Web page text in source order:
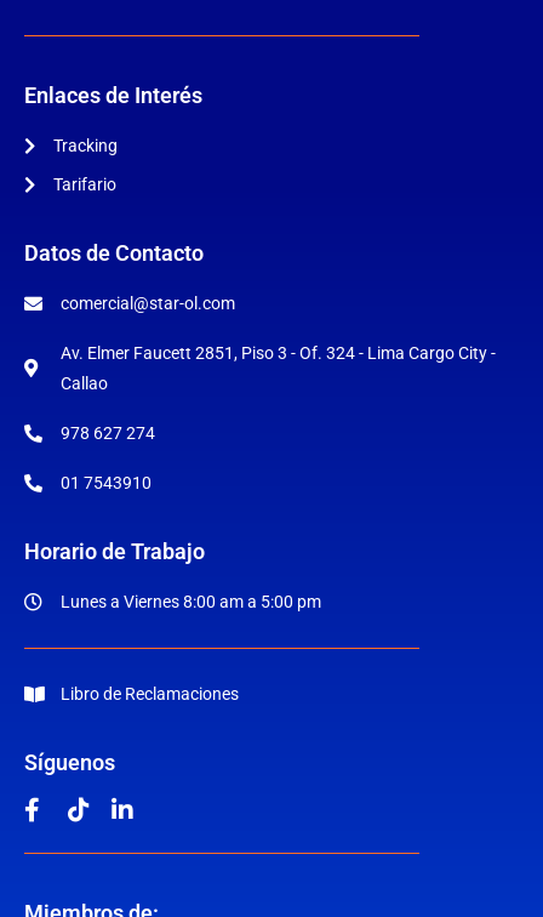
Enlaces de Interés
Tracking
Tarifario
Datos de Contacto
comercial@star-ol.com
Av. Elmer Faucett 2851, Piso 3 - Of. 324 - Lima Cargo City -
Callao
978 627 274
01 7543910
Horario de Trabajo
Lunes a Viernes 8:00 am a 5:00 pm
Libro de Reclamaciones
Síguenos